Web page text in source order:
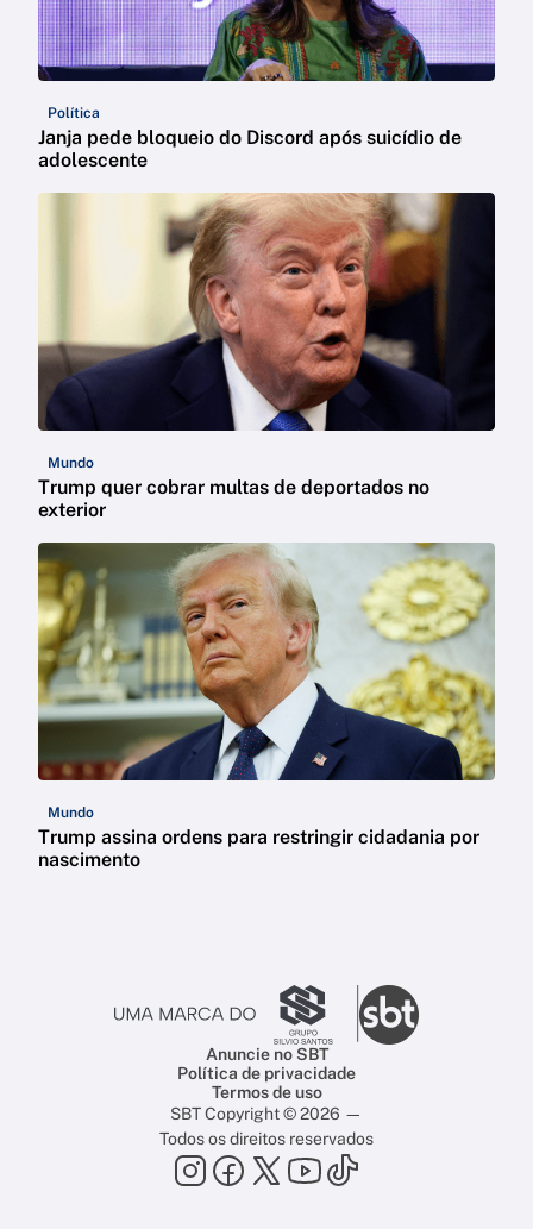
Política
Janja pede bloqueio do Discord após suicídio de
adolescente
Mundo
Trump quer cobrar multas de deportados no
exterior
Mundo
Trump assina ordens para restringir cidadania por
nascimento
Anuncie no SBT
Política de privacidade
Termos de uso
SBT Copyright © 2026 —
Todos os direitos reservados